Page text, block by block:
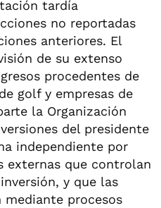
tardía
no reportadas
anteriores. El
de su extenso
procedentes de
golf y empresas de
la Organización
del presidente
independiente por
externas que controlan
y que las
mediante procesos